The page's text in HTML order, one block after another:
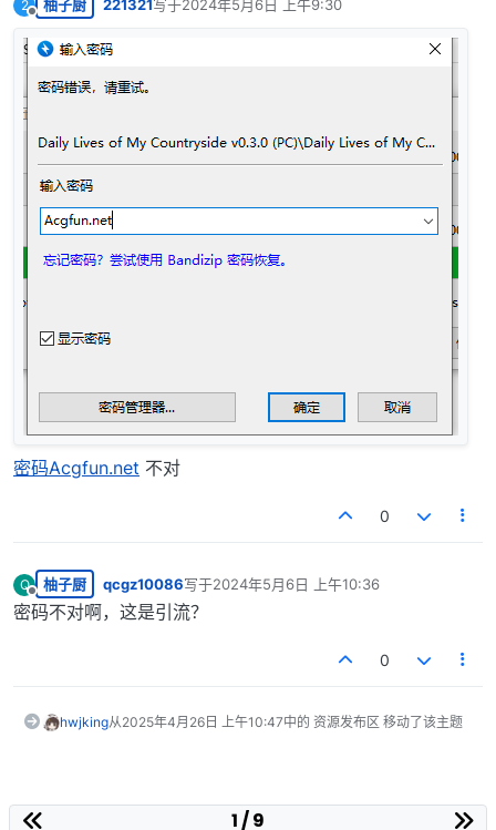
2
离线
柚子厨 221321写于2024年5月6日 上午9:30
最后由 编辑
密码Acgfun.net 不对
0
Q
离线
柚子厨 qcgz10086写于2024年5月6日 上午10:36
最后由 编辑
密码不对啊，这是引流？
0
hwjking从2025年4月26日 上午10:47中的 资源发布区 移动了该主题
1 / 9